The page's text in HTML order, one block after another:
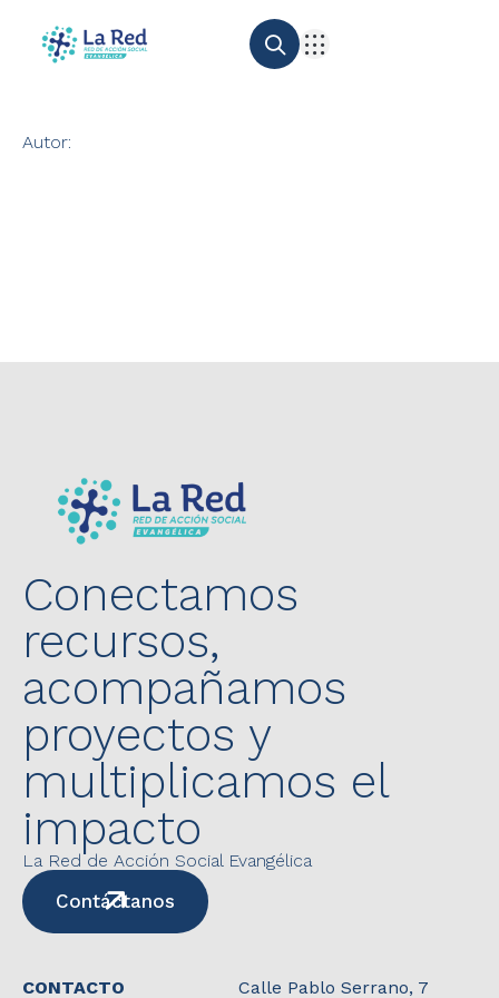
Autor:
Conectamos
recursos,
acompañamos
proyectos y
multiplicamos el
impacto
La Red de Acción Social Evangélica
Contáctanos
CONTACTO
Calle Pablo Serrano, 7